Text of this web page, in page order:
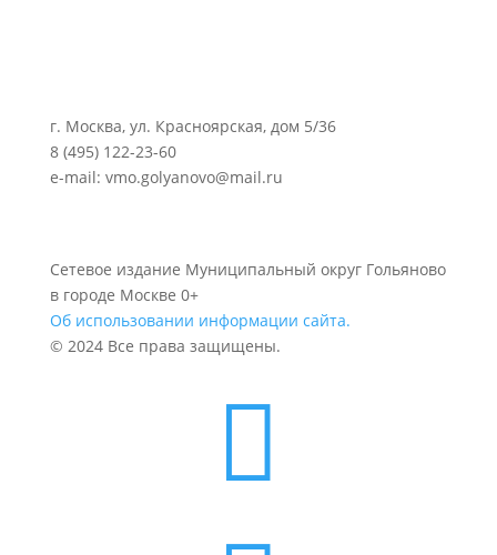
г. Москва, ул. Красноярская, дом 5/36
8 (495) 122-23-60
e-mail: vmo.golyanovo@mail.ru
Сетевое издание Муниципальный округ Гольяново
в городе Москве 0+
Об использовании информации сайта.
© 2024 Все права защищены.
